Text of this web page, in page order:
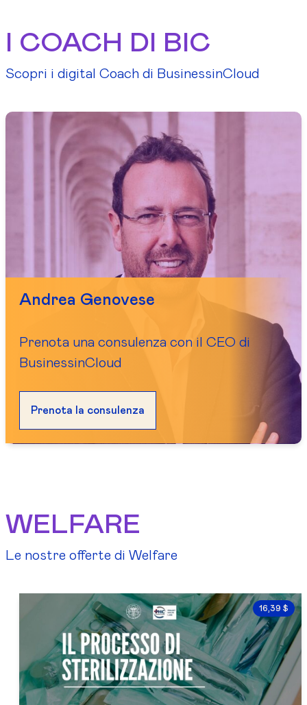
I COACH DI BIC
Scopri i digital Coach di BusinessinCloud
Andrea Genovese
Prenota una consulenza con il CEO di
BusinessinCloud
Prenota la consulenza
WELFARE
Le nostre offerte di Welfare
16,39 $